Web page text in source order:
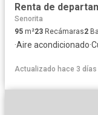
Senorita
95 m²23 Recámaras2
·Aire acondicionado·
Actualizado hace 3 días